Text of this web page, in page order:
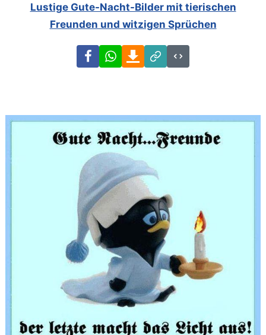
Lustige Gute-Nacht-Bilder mit tierischen
Freunden und witzigen Sprüchen
FacebookWhatsAppDownload
Link
Code